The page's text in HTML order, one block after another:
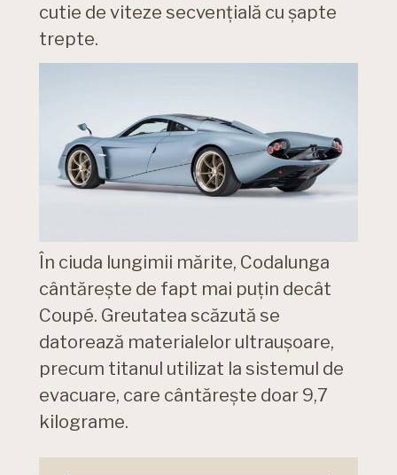
cutie de viteze secvenţială cu şapte
trepte.
În ciuda lungimii mărite, Codalunga
cântărește de fapt mai puțin decât
Coupé. Greutatea scăzută se
datorează materialelor ultraușoare,
precum titanul utilizat la sistemul de
evacuare, care cântărește doar 9,7
kilograme.